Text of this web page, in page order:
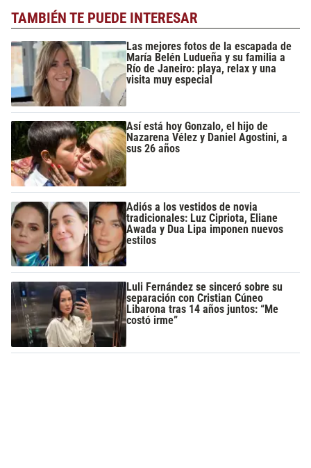
TAMBIÉN TE PUEDE INTERESAR
Las mejores fotos de la escapada de
María Belén Ludueña y su familia a
Río de Janeiro: playa, relax y una
visita muy especial
Así está hoy Gonzalo, el hijo de
Nazarena Vélez y Daniel Agostini, a
sus 26 años
Adiós a los vestidos de novia
tradicionales: Luz Cipriota, Eliane
Awada y Dua Lipa imponen nuevos
estilos
Luli Fernández se sinceró sobre su
separación con Cristian Cúneo
Libarona tras 14 años juntos: “Me
costó irme”